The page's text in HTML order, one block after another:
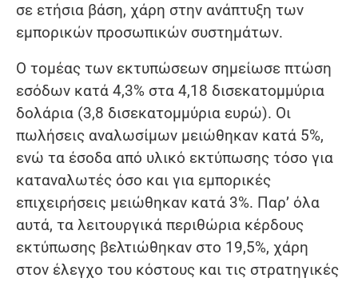
σε ετήσια βάση, χάρη στην ανάπτυξη των
εμπορικών προσωπικών συστημάτων.
Ο τομέας των εκτυπώσεων σημείωσε πτώση
εσόδων κατά 4,3% στα 4,18 δισεκατομμύρια
δολάρια (3,8 δισεκατομμύρια ευρώ). Οι
πωλήσεις αναλωσίμων μειώθηκαν κατά 5%,
ενώ τα έσοδα από υλικό εκτύπωσης τόσο για
καταναλωτές όσο και για εμπορικές
επιχειρήσεις μειώθηκαν κατά 3%. Παρ’ όλα
αυτά, τα λειτουργικά περιθώρια κέρδους
εκτύπωσης βελτιώθηκαν στο 19,5%, χάρη
στον έλεγχο του κόστους και τις στρατηγικές